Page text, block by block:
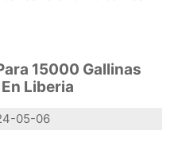
15000 Gallinas
Liberia
05-06